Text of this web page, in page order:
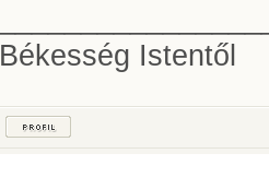
Békesség Istentől